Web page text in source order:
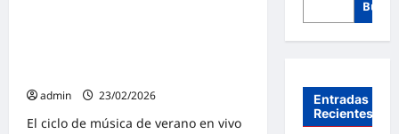
admin
23/02/2026
El ciclo de música de verano en vivo
Entradas
Recientes